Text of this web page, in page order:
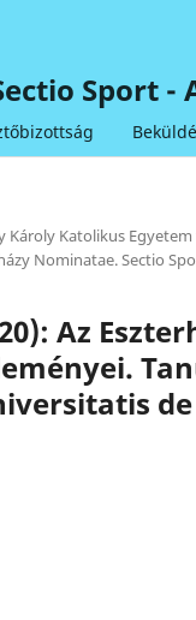
Sport -
Károly Katolikus
Nominatae. Sectio
Az